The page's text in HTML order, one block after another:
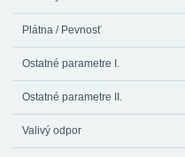
Plátna / Pevnosť
Ostatné parametre I.
Ostatné parametre II.
Valivý odpor